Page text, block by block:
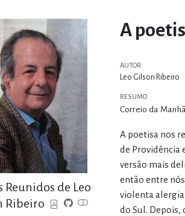
Reunidos de Leo
Ribeiro
A
AUTOR
Leo Gilson Ribeiro
RESUMO
Correio da
A poetisa nos
de Providência
versão mais
então entre
violenta alergia
do Sul. Depois,